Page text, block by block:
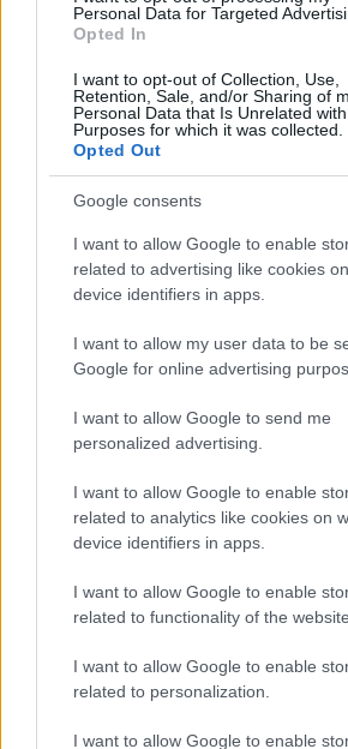
Personal Data for Targeted
Opted In
I want to opt-out of Collection, Use,
Retention, Sale, and/or Sharing of
Personal Data that Is Unrelated
Purposes for which it was collected.
Opted Out
Google consents
I want to allow Google to enable
related to advertising like cookies
device identifiers in apps.
I want to allow my user data to be
Google for online advertising
I want to allow Google to send me
personalized advertising.
I want to allow Google to enable
related to analytics like cookies on
device identifiers in apps.
I want to allow Google to enable
related to functionality of the
I want to allow Google to enable
related to personalization.
I want to allow Google to enable
SEZIONI
Fuori porta
Luoghi da vedere
1 giorno out
Weekend
Contattaci
Note legali
daytravel.it è una proprietà di AdHub Media
Copyright © 2026 · Edito da AdHub Media — Italia
I contenuti sono curati dalla redazione con il
realizzati in collaborazione con autori indipendenti.